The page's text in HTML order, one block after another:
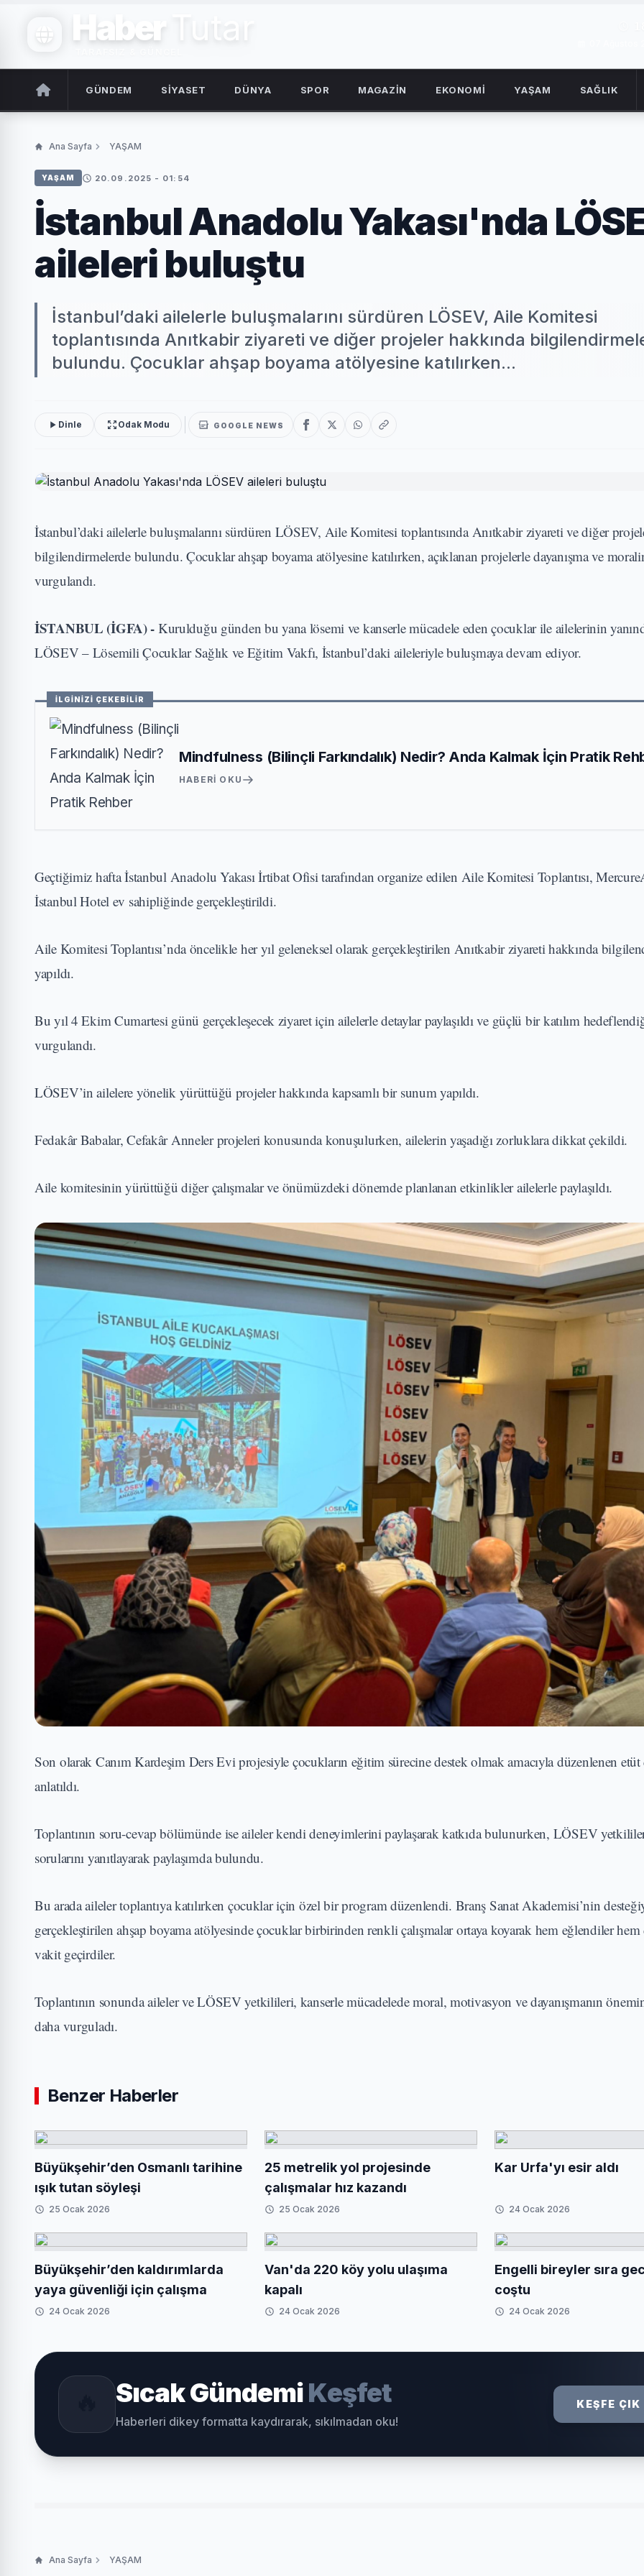
Haber Tutar
GÜNDEM SİYASET DÜNYA SPOR MAGAZİN EKONOMİ YAŞAM SAĞLIK
Ana Sayfa YAŞAM
YAŞAM 20.09.2025 - 01:54
İstanbul Anadolu Yakası'nda
aileleri buluştu
İstanbul’daki ailelerle buluşmalarını sürdüren LÖSEV, Aile Komitesi
toplantısında Anıtkabir ziyareti ve diğer projeler hakkında
bulundu. Çocuklar ahşap boyama atölyesine katılırken...
Dinle Odak Modu GOOGLE NEWS
İstanbul’daki ailelerle buluşmalarını sürdüren LÖSEV, Aile Komitesi toplantısında Anıtkabir ziyareti ve diğer
bilgilendirmelerde bulundu. Çocuklar ahşap boyama atölyesine katılırken, açıklanan projelerle dayanışma ve
vurgulandı.
İSTANBUL (İGFA) - Kurulduğu günden bu yana lösemi ve kanserle mücadele eden çocuklar ile ailelerinin
LÖSEV – Lösemili Çocuklar Sağlık ve Eğitim Vakfı, İstanbul’daki aileleriyle buluşmaya devam ediyor.
İLGİNİZİ ÇEKEBİLİR
Mindfulness (Bilinçli Farkındalık) Nedir? Anda Kalmak İçin Pratik
HABERI OKU
Geçtiğimiz hafta İstanbul Anadolu Yakası İrtibat Ofisi tarafından organize edilen Aile Komitesi Toplantısı,
İstanbul Hotel ev sahipliğinde gerçekleştirildi.
Aile Komitesi Toplantısı’nda öncelikle her yıl geleneksel olarak gerçekleştirilen Anıtkabir ziyareti hakkında
yapıldı.
Bu yıl 4 Ekim Cumartesi günü gerçekleşecek ziyaret için ailelerle detaylar paylaşıldı ve güçlü bir katılım
vurgulandı.
LÖSEV’in ailelere yönelik yürüttüğü projeler hakkında kapsamlı bir sunum yapıldı.
Fedakâr Babalar, Cefakâr Anneler projeleri konusunda konuşulurken, ailelerin yaşadığı zorluklara dikkat çekildi.
Aile komitesinin yürüttüğü diğer çalışmalar ve önümüzdeki dönemde planlanan etkinlikler ailelerle paylaşıldı.
Son olarak Canım Kardeşim Ders Evi projesiyle çocukların eğitim sürecine destek olmak amacıyla düzenlenen etüt
anlatıldı.
Toplantının soru-cevap bölümünde ise aileler kendi deneyimlerini paylaşarak katkıda bulunurken, LÖSEV
sorularını yanıtlayarak paylaşımda bulundu.
Bu arada aileler toplantıya katılırken çocuklar için özel bir program düzenlendi. Branş Sanat Akademisi’nin
gerçekleştirilen ahşap boyama atölyesinde çocuklar birbirinden renkli çalışmalar ortaya koyarak hem eğlendiler
vakit geçirdiler.
Toplantının sonunda aileler ve LÖSEV yetkilileri, kanserle mücadelede moral, motivasyon ve dayanışmanın
daha vurguladı.
Benzer Haberler
Büyükşehir’den Osmanlı tarihine
ışık tutan söyleşi
25 Ocak 2026
25 metrelik yol projesinde
çalışmalar hız kazandı
25 Ocak 2026
Kar Urfa'yı esir aldı
24 Ocak 2026
Büyükşehir’den kaldırımlarda
yaya güvenliği için çalışma
24 Ocak 2026
Van'da 220 köy yolu ulaşıma
kapalı
24 Ocak 2026
Engelli bireyler sıra
coştu
24 Ocak 2026
Sıcak GündemiKeşfet
Haberleri dikey formatta kaydırarak, sıkılmadan oku!
KEŞFE ÇIK
Ana Sayfa YAŞAM